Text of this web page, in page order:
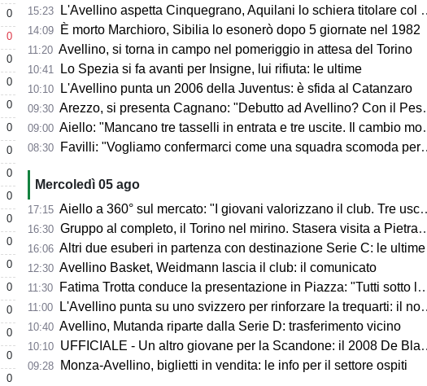
0
0
0
0
0
0
0
0
0
0
0
0
0
0
0
0
0
15:23 L'Avellino aspetta Cinquegrano, Aquilani lo schiera titolare col Sassuolo
14:09 È morto Marchioro, Sibilia lo esonerò dopo 5 giornate nel 1982
11:20 Avellino, si torna in campo nel pomeriggio in attesa del Torino
10:41 Lo Spezia si fa avanti per Insigne, lui rifiuta: le ultime
10:10 L'Avellino punta un 2006 della Juventus: è sfida al Catanzaro
09:30 Arezzo, si presenta Cagnano: "Debutto ad Avellino? Con il Pescara andò bene. Gol dell'ex? Ho rispetto per la piazza e i compagni, non esulterei"
09:00 Aiello: "Mancano tre tasselli in entrata e tre uscite. Il cambio modulo? Una squadra camaleontica non dà punti di riferimento". Sull'esterno e il trequartista...
08:30 Favilli: "Vogliamo confermarci come una squadra scomoda per tutti. La concorrenza ben venga. Io mi sento bene"
Mercoledì 05 ago
17:15 Aiello a 360° sul mercato: "I giovani valorizzano il club. Tre uscite ancora da fare". Sul modulo, la difesa, Licina e Marina...
16:30 Gruppo al completo, il Torino nel mirino. Stasera visita a Pietrastornina
16:06 Altri due esuberi in partenza con destinazione Serie C: le ultime
12:30 Avellino Basket, Weidmann lascia il club: il comunicato
11:30 Fatima Trotta conduce la presentazione in Piazza: "Tutti sotto lo stesso cielo"
11:00 L'Avellino punta su uno svizzero per rinforzare la trequarti: il nome
10:40 Avellino, Mutanda riparte dalla Serie D: trasferimento vicino
10:10 UFFICIALE - Un altro giovane per la Scandone: il 2008 De Blasio
09:28 Monza-Avellino, biglietti in vendita: le info per il settore ospiti